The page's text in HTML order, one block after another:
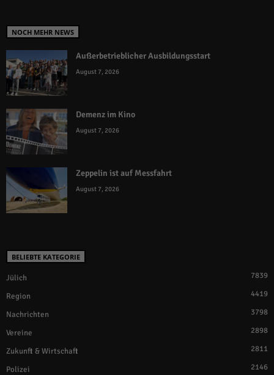
NOCH MEHR NEWS
Außerbetrieblicher Ausbildungsstart
August 7, 2026
Demenz im Kino
August 7, 2026
Zeppelin ist auf Messfahrt
August 7, 2026
BELIEBTE KATEGORIE
Jülich 7839
Region 4419
Nachrichten 3798
Vereine 2898
Zukunft & Wirtschaft 2811
Polizei 2146